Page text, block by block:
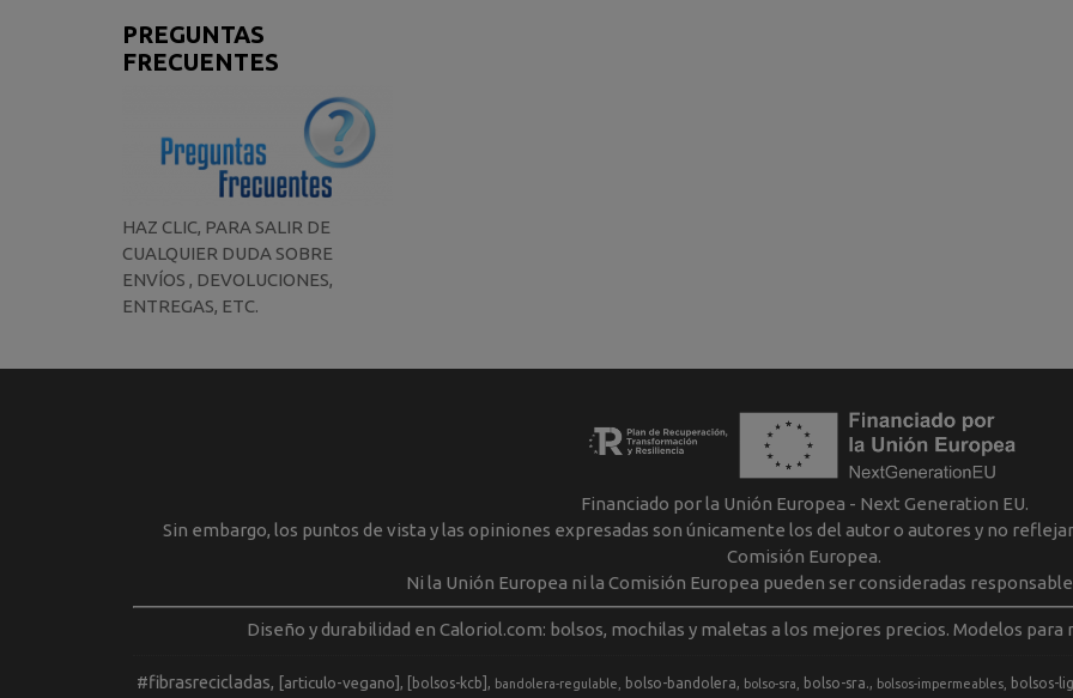
PREGUNTAS
FRECUENTES
HAZ CLIC, PARA SALIR DE
CUALQUIER DUDA SOBRE
ENVÍOS , DEVOLUCIONES,
ENTREGAS, ETC.
Financiado por la Unión Europea - Next Generation EU.
Sin embargo, los puntos de vista y las opiniones expresadas son únicamente los del autor o autores y no
Comisión Europea.
Ni la Unión Europea ni la Comisión Europea pueden ser consideradas
Diseño y durabilidad en Caloriol.com: bolsos, mochilas y maletas a los mejores precios. Modelos para
#fibrasrecicladas [articulo-vegano] [bolsos-kcb] bandolera-regulable bolso-bandolera bolso-sra bolso-sra. bolsos-impermeables bolsos-